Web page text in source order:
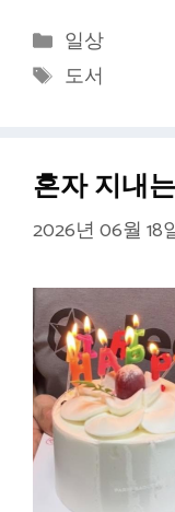
카
테
일상
태
도서
혼자 지내
2026년 06월 18